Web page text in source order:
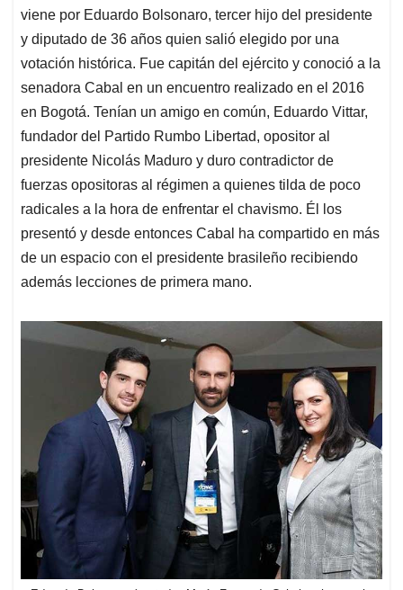
viene por Eduardo Bolsonaro, tercer hijo del presidente
y diputado de 36 años quien salió elegido por una
votación histórica. Fue capitán del ejército y conoció a la
senadora Cabal en un encuentro realizado en el 2016
en Bogotá. Tenían un amigo en común, Eduardo Vittar,
fundador del Partido Rumbo Libertad, opositor al
presidente Nicolás Maduro y duro contradictor de
fuerzas opositoras al régimen a quienes tilda de poco
radicales a la hora de enfrentar el chavismo. Él los
presentó y desde entonces Cabal ha compartido en más
de un espacio con el presidente brasileño recibiendo
además lecciones de primera mano.